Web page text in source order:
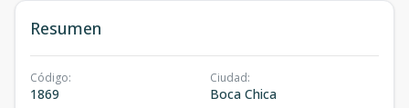
Resumen
Código:
1869
Ciudad:
Boca Chica